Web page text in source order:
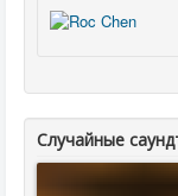
Случайные